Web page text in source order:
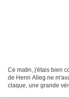
Ce matin, j'étais bien
de Henri Alleg ne
claque, une grande